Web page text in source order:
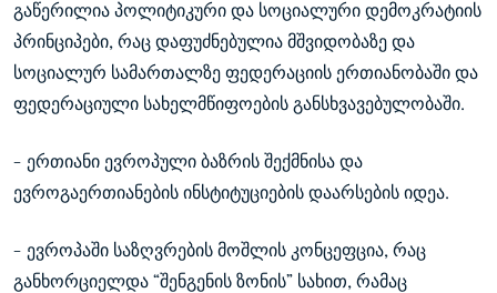
გაწერილია პოლიტიკური და სოციალური დემოკრატიის
პრინციპები, რაც დაფუძნებულია მშვიდობაზე და
სოციალურ სამართალზე ფედერაციის ერთიანობაში და
ფედერაციული სახელმწიფოების განსხვავებულობაში.
- ერთიანი ევროპული ბაზრის შექმნისა და
ევროგაერთიანების ინსტიტუციების დაარსების იდეა.
- ევროპაში საზღვრების მოშლის კონცეფცია, რაც
განხორციელდა “შენგენის ზონის” სახით, რამაც